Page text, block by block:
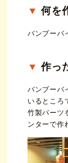
何を
バンブーバ
作っ
バンブーバ
いるところ
竹製パーツ
ンターで作